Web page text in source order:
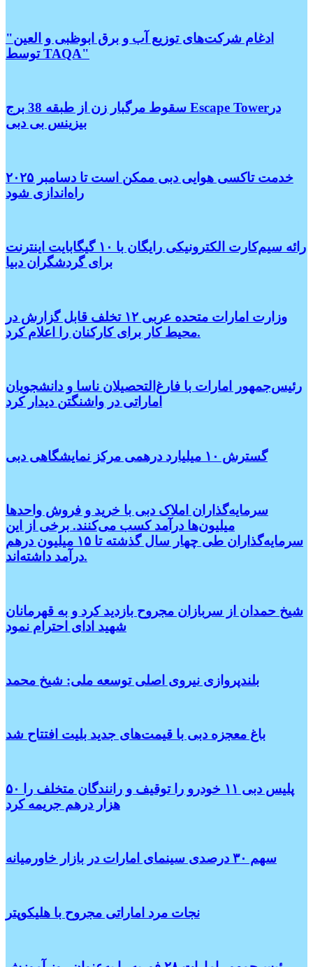
"ادغام شرکت‌های توزیع آب و برق ابوظبی و العین
توسط TAQA"
سقوط مرگبار زن از طبقه 38 برج Escape Towerدر
بیزینس بی دبی
خدمت تاکسی هوایی دبی ممکن است تا دسامبر ۲۰۲۵
راه‌اندازی شود
رائه سیم‌کارت الکترونیکی رایگان با ۱۰ گیگابایت اینترنت
برای گردشگران دبیا
وزارت امارات متحده عربی ۱۲ تخلف قابل گزارش در
محیط کار برای کارکنان را اعلام کرد.
رئیس‌جمهور امارات با فارغ‌التحصیلان ناسا و دانشجویان
اماراتی در واشنگتن دیدار کرد
گسترش ۱۰ میلیارد درهمی مرکز نمایشگاهی دبی
سرمایه‌گذاران املاک دبی با خرید و فروش واحدها
میلیون‌ها درآمد کسب می‌کنند. برخی از این
سرمایه‌گذاران طی چهار سال گذشته تا ۱۵ میلیون درهم
درآمد داشته‌اند.
شیخ حمدان از سربازان مجروح بازدید کرد و به قهرمانان
شهید ادای احترام نمود
بلندپروازی نیروی اصلی توسعه ملی: شیخ محمد
باغ معجزه دبی با قیمت‌های جدید بلیت افتتاح شد
پلیس دبی ۱۱ خودرو را توقیف و رانندگان متخلف را ۵۰
هزار درهم جریمه کرد
سهم ۳۰ درصدی سینمای امارات در بازار خاورمیانه
نجات مرد اماراتی مجروح با هلیکوپتر